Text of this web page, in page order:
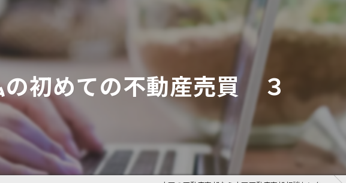
戸の不動産売却･水戸不動産売却相談センターのサポート
戸の不動産売却･水戸不動産売却相談センターの最適なアドバイス 土地
収益物件
の初めての不動産売買 ３